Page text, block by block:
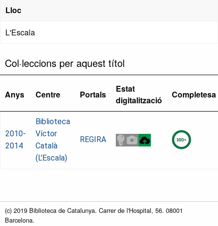
Lloc
L'Escala
Col·leccions per aquest títol
Anys Centre Portals
Estat
digitalització
Completesa
2010-
2014
Biblioteca
Víctor
Català
(L'Escala)
REGIRA
(c) 2019 Biblioteca de Catalunya. Carrer de l'Hospital, 56. 08001
Barcelona.